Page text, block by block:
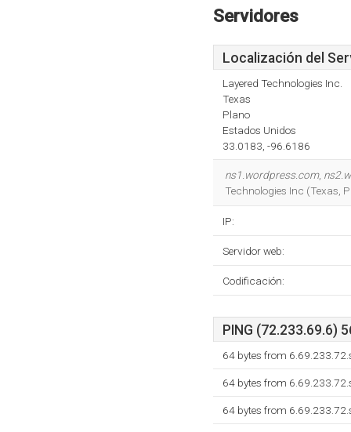
Servidores
Localización del
Layered Technologies Inc.
Texas
Plano
Estados Unidos
33.0183, -96.6186
ns1.wordpress.com,
Technologies Inc (Texas,
IP:
Servidor web:
Codificación:
PING (72.233.69.6)
64 bytes from
64 bytes from
64 bytes from